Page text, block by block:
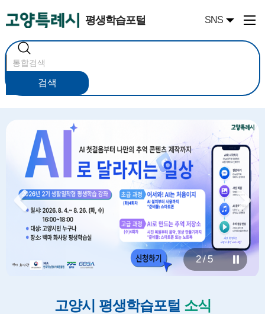
SNS
평생학습포털
통
합
검
색
검색
2 / 5
고양시 평생학습포털 소식